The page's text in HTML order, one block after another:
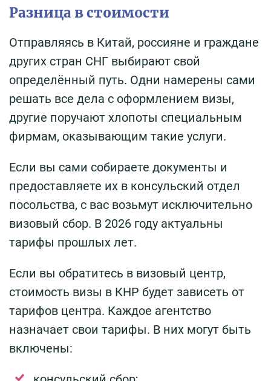
Разница в стоимости
Отправляясь в Китай, россияне и граждане
других стран СНГ выбирают свой
определённый путь. Одни намерены сами
решать все дела с оформлением визы,
другие поручают хлопоты специальным
фирмам, оказывающим такие услуги.
Если вы сами собираете документы и
предоставляете их в консульский отдел
посольства, с вас возьмут исключительно
визовый сбор. В 2026 году актуальны
тарифы прошлых лет.
Если вы обратитесь в визовый центр,
стоимость визы в КНР будет зависеть от
тарифов центра. Каждое агентство
назначает свои тарифы. В них могут быть
включены: